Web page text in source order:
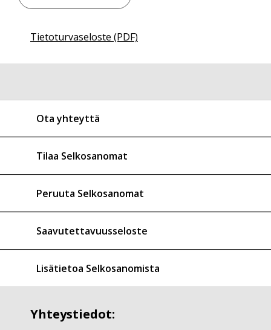
Tietoturvaseloste (PDF)
Ota yhteyttä
Tilaa Selkosanomat
Peruuta Selkosanomat
Saavutettavuusseloste
Lisätietoa Selkosanomista
Yhteystiedot: